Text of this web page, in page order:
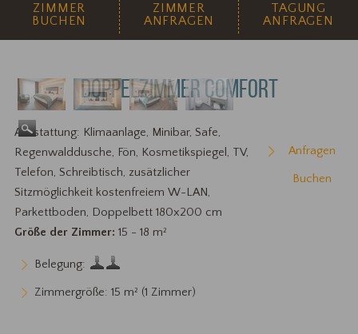
ZIMMER
BUCHEN
ZIMMER
ANFRAGEN
TAGUNG
ANFRAGEN
DOPPELZIMMER COMFORT
Ausstattung: Klimaanlage, Minibar, Safe,
Regenwalddusche, Fön, Kosmetikspiegel, TV,
Telefon, Schreibtisch, zusätzlicher
Sitzmöglichkeit kostenfreiem W-LAN,
Parkettboden, Doppelbett 180x200 cm
Größe der Zimmer: 15 - 18 m²
Anfragen
Buchen
Belegung:
Zimmergröße: 15 m² (1 Zimmer)